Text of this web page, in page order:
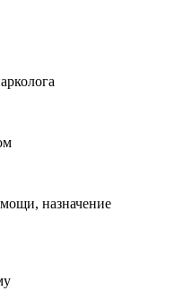
назначение